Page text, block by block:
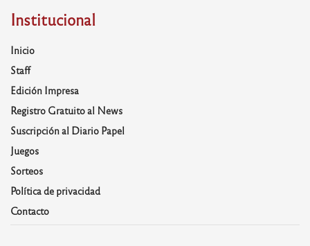
Institucional
Inicio
Staff
Edición Impresa
Registro Gratuito al News
Suscripción al Diario Papel
Juegos
Sorteos
Política de privacidad
Contacto